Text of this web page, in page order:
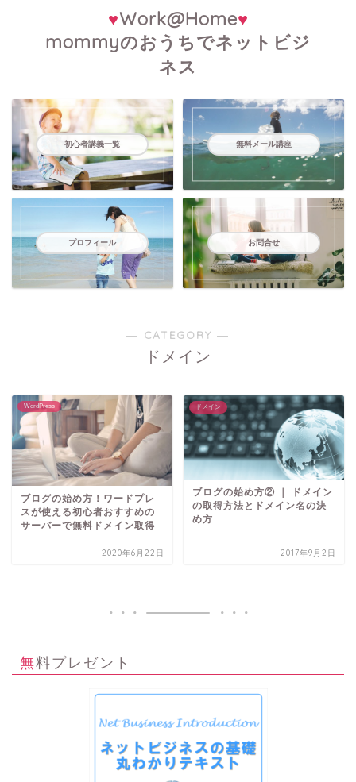
♥Work@Home♥
mommyのおうちでネットビジ
ネス
初心者講義一覧 無料メール講座
プロフィール お問合せ
― CATEGORY ―
ドメイン
WordPress
ブログの始め方！ワードプレ
スが使える初心者おすすめの
サーバーで無料ドメイン取得
2020年6月22日
ドメイン
ブログの始め方② ｜ ドメイン
の取得方法とドメイン名の決
め方
2017年9月2日
無料プレゼント